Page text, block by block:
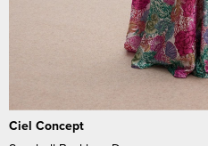
Ciel Concept